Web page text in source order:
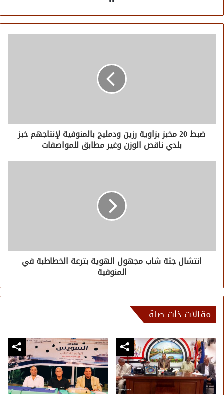
ضبط 20 مخبز بزاوية رزين ودمليج بالمنوفية لإنتاجهم خبز
بلدي ناقص الوزن وغير مطابق للمواصفات
انتشال جثة شاب مجهول الهوية بترعة الخطاطبة في
المنوفية
مقالات ذات صلة